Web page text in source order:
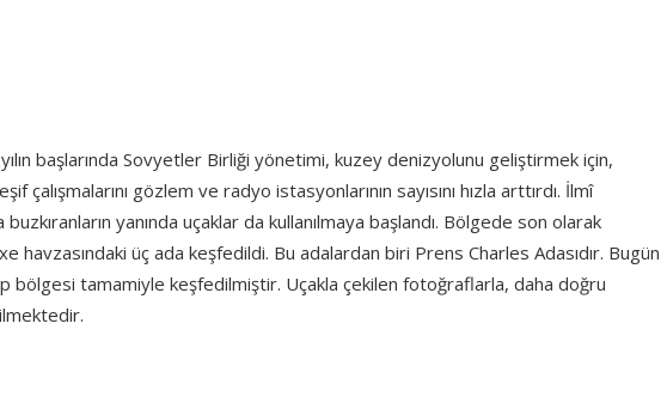
başlarında Sovyetler Birliği yönetimi, kuzey denizyolunu geliştirmek için,
çalışmalarını gözlem ve radyo istasyonlarının sayısını hızla arttırdı. İlmî
buzkıranların yanında uçaklar da kullanılmaya başlandı. Bölgede son olarak
havzasındaki üç ada keşfedildi. Bu adalardan biri Prens Charles Adasıdır. Bugün
bölgesi tamamiyle keşfedilmiştir. Uçakla çekilen fotoğraflarla, daha doğru